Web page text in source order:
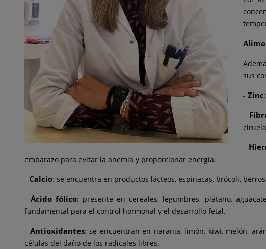
sus
- Zinc
-
-
embarazo para evitar la anemia y proporcionar energía.
- Calcio: se encuentra en productos lácteos, espinacas, brócoli,
-Ácido fólico: presente en cereales, legumbres, plátano,
fundamental para el control hormonal y el desarrollo fetal.
- Antioxidantes: se encuentran en naranja, limón, kiwi, melón,
células del daño de los radicales libres.